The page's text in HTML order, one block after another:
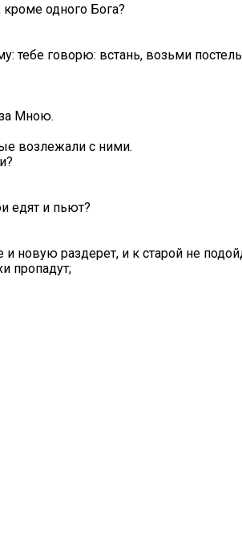
одного Бога?
тебе говорю: встань, возьми
Мною.
возлежали с ними.
едят и пьют?
новую раздерет, и к старой не
пропадут;